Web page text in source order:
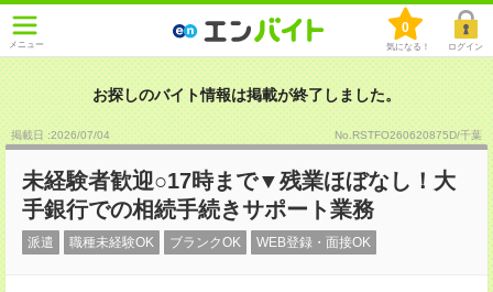
メニュー
0
気になる！ ログイン
お探しのバイト情報は掲載が終了しました。
掲載日 :2026/07/04 No.RSTFO260620875D/千葉
未経験者歓迎○17時まで▼残業ほぼなし！大
手銀行での相続手続きサポート業務
派遣 職種未経験OK ブランクOK WEB登録・面接OK